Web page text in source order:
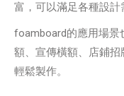
富，可以滿足各種設計
foamboard的應用場景
額、宣傳橫額、店鋪
輕鬆製作。